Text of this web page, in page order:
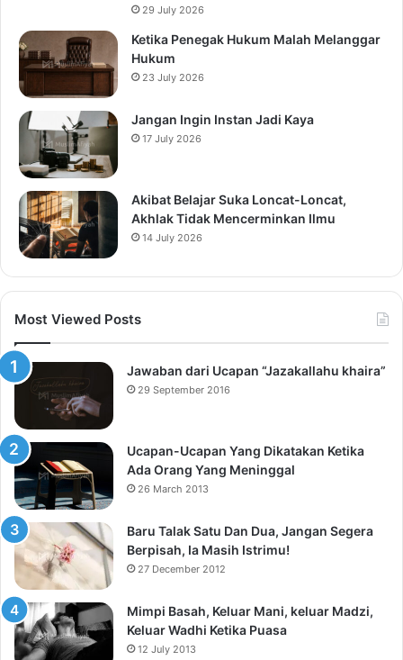
29 July 2026
Ketika Penegak Hukum Malah Melanggar
Hukum
23 July 2026
Jangan Ingin Instan Jadi Kaya
17 July 2026
Akibat Belajar Suka Loncat-Loncat,
Akhlak Tidak Mencerminkan Ilmu
14 July 2026
Most Viewed Posts
Jawaban dari Ucapan “Jazakallahu khaira”
29 September 2016
Ucapan-Ucapan Yang Dikatakan Ketika
Ada Orang Yang Meninggal
26 March 2013
Baru Talak Satu Dan Dua, Jangan Segera
Berpisah, Ia Masih Istrimu!
27 December 2012
Mimpi Basah, Keluar Mani, keluar Madzi,
Keluar Wadhi Ketika Puasa
12 July 2013